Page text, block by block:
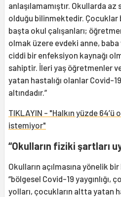
anlaşılamamıştır. Okullarda az
olduğu bilinmektedir.
başta okul çalışanları;
olmak üzere evdeki anne,
ciddi bir enfeksiyon kaynağı
sahiptir. İleri yaş öğretmenler
yatan hastalığı olanlar Covid-
altındadır.”
TIKLAYIN - "Halkın yüzde 64’ü
istemiyor"
“Okulların fiziki şartları
Okulların açılmasına yönelik
“bölgesel Covid-19 yaygınlığı,
yolları, çocukların altta yatan